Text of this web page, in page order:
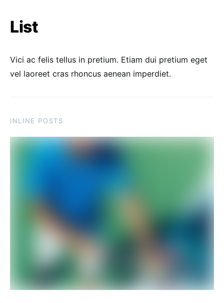
List
Vici ac felis tellus in pretium. Etiam dui pretium eget
vel laoreet cras rhoncus aenean imperdiet.
INLINE POSTS